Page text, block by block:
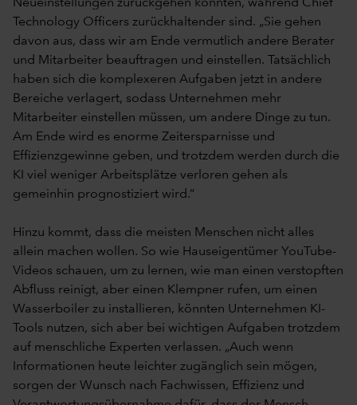
Neueinstellungen zurückgehen könnten, während Chief
Technology Officers zurückhaltender sind. „Sie gehen
davon aus, dass wir am Ende vermutlich andere Berater
und Mitarbeiter beauftragen und einstellen. Tatsächlich
haben sich die komplexeren Aufgaben jetzt in andere
Bereiche verlagert, sodass Unternehmen mehr
Mitarbeiter einstellen müssen, um andere Dinge zu tun.
Am Ende wird es enorme Zeitersparnisse und
Effizienzgewinne geben, und trotzdem werden durch die
KI viel weniger Arbeitsplätze verloren gehen als
gemeinhin prognostiziert wird.“
Hinzu kommt, dass die meisten Menschen nicht alles
allein machen wollen. So wie Hauseigentümer YouTube-
Videos schauen, um zu lernen, wie man einen verstopften
Abfluss reinigt, aber einen Klempner rufen, um einen
Wasserboiler zu installieren, könnten Unternehmen KI-
Tools nutzen, sich aber bei wichtigen Aufgaben trotzdem
auf menschliche Experten verlassen. „Auch wenn
Informationen heute leichter zugänglich sein mögen,
sorgen der Wunsch nach Fachwissen, Effizienz und